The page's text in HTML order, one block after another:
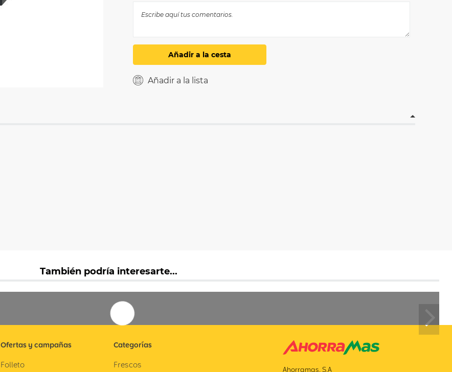
Añadir a la cesta
Añadir a la lista
También podría interesarte...
Ofertas y campañas
Folleto
Categorías
Frescos Ahorramas, S.A